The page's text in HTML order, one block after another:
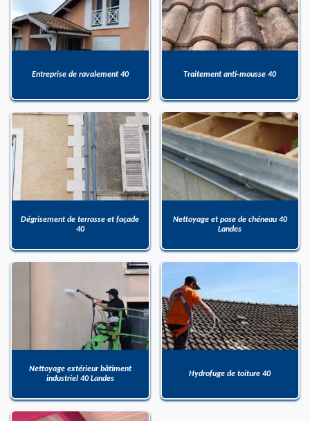
Entreprise de ravalement 40 Traitement anti-mousse 40
Dégrisement de terrasse et façade
40
Nettoyage et pose de chéneau 40
Landes
Nettoyage extérieur bâtiment
industriel 40 Landes
Hydrofuge de toiture 40